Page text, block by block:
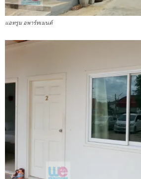
แอทรูม อพาร์ทเมนต์